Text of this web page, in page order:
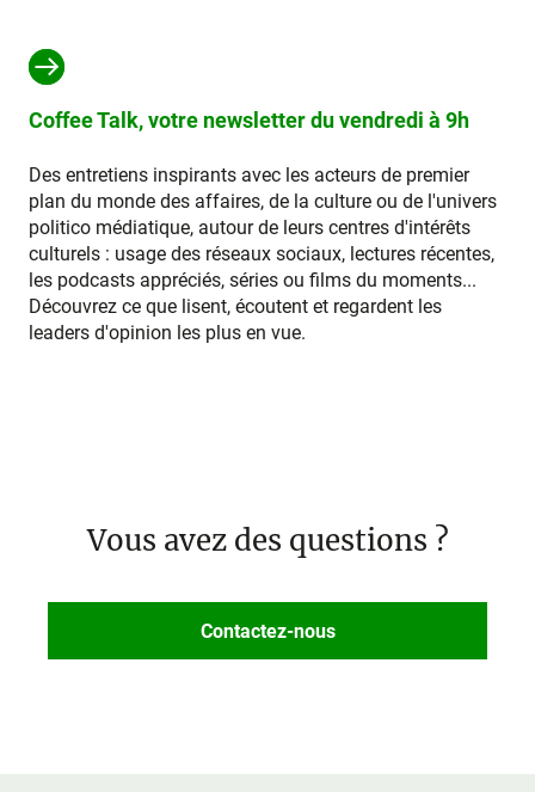
Coffee Talk, votre newsletter du vendredi à 9h
Des entretiens inspirants avec les acteurs de premier
plan du monde des affaires, de la culture ou de l'univers
politico médiatique, autour de leurs centres d'intérêts
culturels : usage des réseaux sociaux, lectures récentes,
les podcasts appréciés, séries ou films du moments...
Découvrez ce que lisent, écoutent et regardent les
leaders d'opinion les plus en vue.
Vous avez des questions ?
Contactez-nous